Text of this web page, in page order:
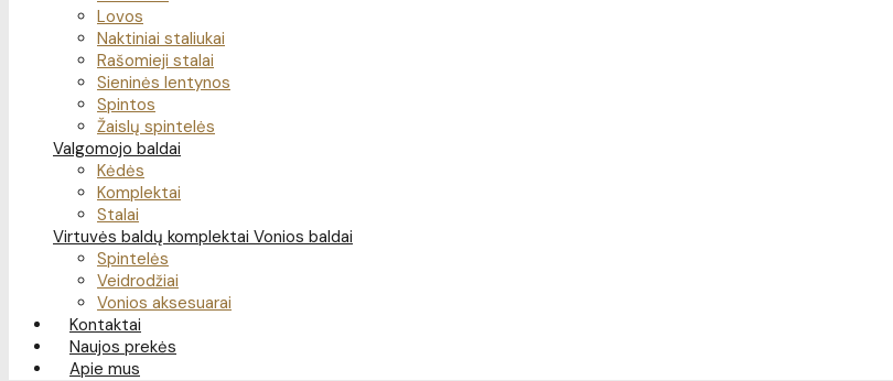
Lovos
Naktiniai staliukai
Rašomieji stalai
Sieninės lentynos
Spintos
Žaislų spintelės
Valgomojo baldai
Kėdės
Komplektai
Stalai
Virtuvės baldų komplektai Vonios baldai
Spintelės
Veidrodžiai
Vonios aksesuarai
Kontaktai
Naujos prekės
Apie mus